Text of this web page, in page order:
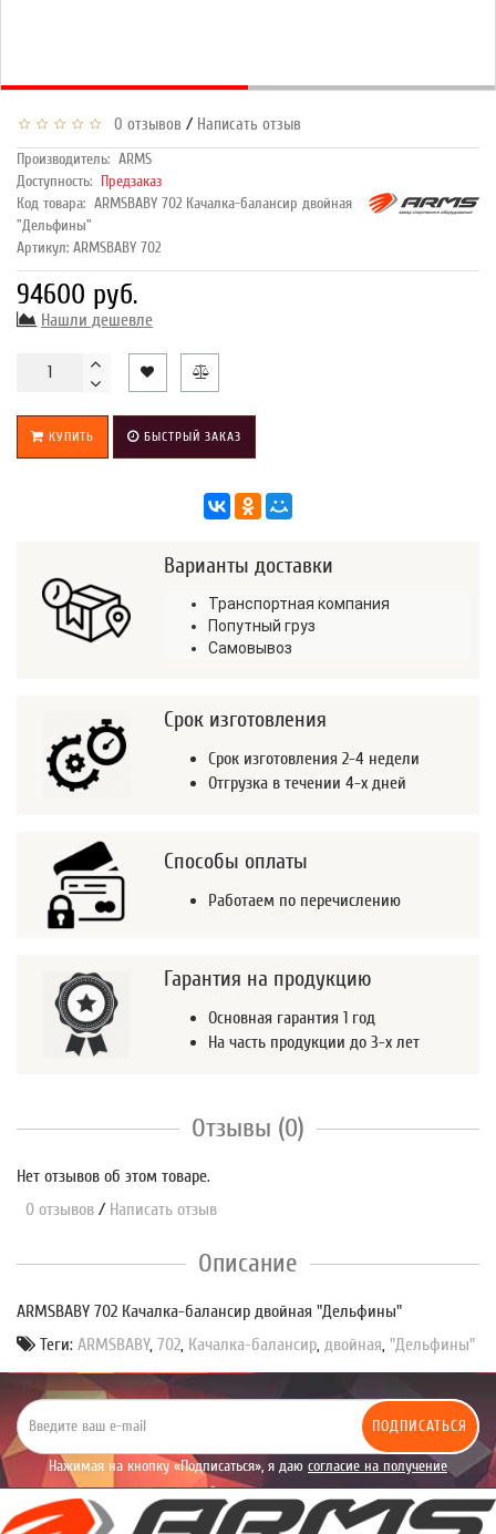
0 отзывов / Написать отзыв
Производитель: ARMS
Доступность: Предзаказ
Код товара: ARMSBABY 702 Качалка-балансир двойная
"Дельфины"
Артикул: ARMSBABY 702
94600 руб.
Нашли дешевле
КУПИТЬ БЫСТРЫЙ ЗАКАЗ
Варианты доставки
Транспортная компания
Попутный груз
Самовывоз
Срок изготовления
Срок изготовления 2-4 недели
Отгрузка в течении 4-х дней
Способы оплаты
Работаем по перечислению
Гарантия на продукцию
Основная гарантия 1 год
На часть продукции до 3-х лет
Отзывы (0)
Нет отзывов об этом товаре.
0 отзывов / Написать отзыв
Описание
ARMSBABY 702 Качалка-балансир двойная "Дельфины"
Теги: ARMSBABY, 702, Качалка-балансир, двойная, "Дельфины"
ПОДПИСАТЬСЯ
Нажимая на кнопку «Подписаться», я даю согласие на получение
уведомлений рекламного характера.